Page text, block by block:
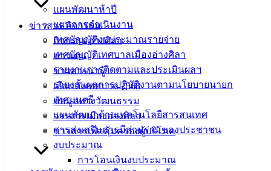
แผนพัฒนาห้าปี
แผนการดำเนินงาน
เทศบัญญัติงบประมาณรายจ่าย
เทศบัญญัติเทศบาลเมืองอ่างศิลา
รายงานการติดตามและประเมินผลฯ
รายงานผลการปฏิบัติงานตามนโยบายนายก
เทศมนตรี
แผนพัฒนาด้านเทคโนโลยีสารสนเทศ
การส่งเสริมการมีส่วนร่วมของประชาชน
งบประมาณ
การโอนเงินงบประมาณ
ข่าวสาร กิจกรรม
กิจกรรมอ่างศิลา
ข่าวเด่น
ข่าวสารน่ารู้
เลือกตั้งเทศบาล 2568
ข้อมูลทางวัฒนธรรม
วารสารเมืองอ่างศิลา
ข่าวสารเพื่อคุ้มครองผู้บริโภค
ประชาชน
ดาวน์โหลด
แบบ
ฟอร์ม,
เอกสาร
คู่มือ
สำหรับ
ประชาชน/
คู่มือการ